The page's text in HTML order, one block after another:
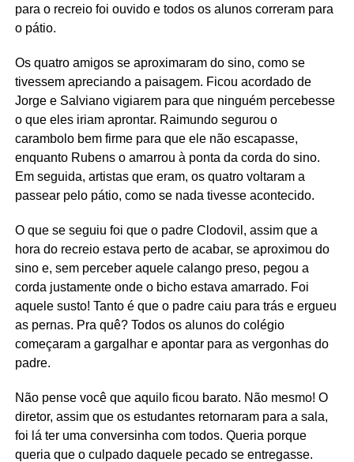
para o recreio foi ouvido e todos os alunos correram para
o pátio.
Os quatro amigos se aproximaram do sino, como se
tivessem apreciando a paisagem. Ficou acordado de
Jorge e Salviano vigiarem para que ninguém percebesse
o que eles iriam aprontar. Raimundo segurou o
carambolo bem firme para que ele não escapasse,
enquanto Rubens o amarrou à ponta da corda do sino.
Em seguida, artistas que eram, os quatro voltaram a
passear pelo pátio, como se nada tivesse acontecido.
O que se seguiu foi que o padre Clodovil, assim que a
hora do recreio estava perto de acabar, se aproximou do
sino e, sem perceber aquele calango preso, pegou a
corda justamente onde o bicho estava amarrado. Foi
aquele susto! Tanto é que o padre caiu para trás e ergueu
as pernas. Pra quê? Todos os alunos do colégio
começaram a gargalhar e apontar para as vergonhas do
padre.
Não pense você que aquilo ficou barato. Não mesmo! O
diretor, assim que os estudantes retornaram para a sala,
foi lá ter uma conversinha com todos. Queria porque
queria que o culpado daquele pecado se entregasse.